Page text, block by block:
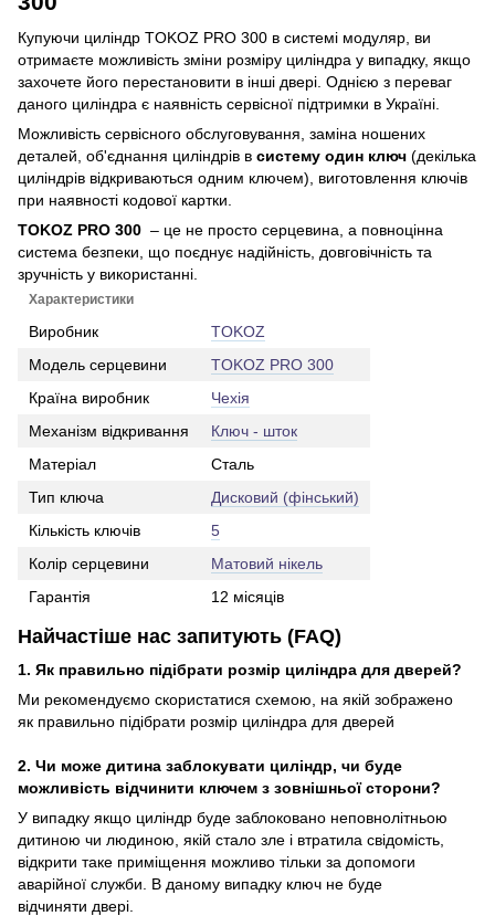
Купуючи циліндр TOKOZ PRO 300 в системі модуляр, ви
отримаєте можливість зміни розміру циліндра у випадку, якщо
захочете його перестановити в інші двері. Однією з переваг
даного циліндра є наявність сервісної підтримки в Україні.
Можливість сервісного обслуговування, заміна ношених
деталей, об'єднання циліндрів в систему один ключ (декілька
циліндрів відкриваються одним ключем), виготовлення ключів
при наявності кодової картки.
TOKOZ PRO 300 – це не просто серцевина, а повноцінна
система безпеки, що поєднує надійність, довговічність та
зручність у використанні.
Характеристики
Виробник
TOKOZ
Модель серцевини
TOKOZ PRO 300
Країна виробник
Чехія
Механізм відкривання
Ключ - шток
Матеріал
Сталь
Тип ключа
Дисковий (фінський)
Кількість ключів
5
Колір серцевини
Матовий нікель
Гарантія
12 місяців
Найчастіше нас запитують (FAQ)
1. Як правильно підібрати розмір циліндра для дверей?
Ми рекомендуємо скористатися схемою, на якій зображено
як правильно підібрати розмір циліндра для дверей
2. Чи може дитина заблокувати циліндр, чи буде
можливість відчинити ключем з зовнішньої сторони?
У випадку якщо циліндр буде заблоковано неповнолітньою
дитиною чи людиною, якій стало зле і втратила свідомість,
відкрити таке приміщення можливо тільки за допомоги
аварійної служби. В даному випадку ключ не буде
відчиняти двері.